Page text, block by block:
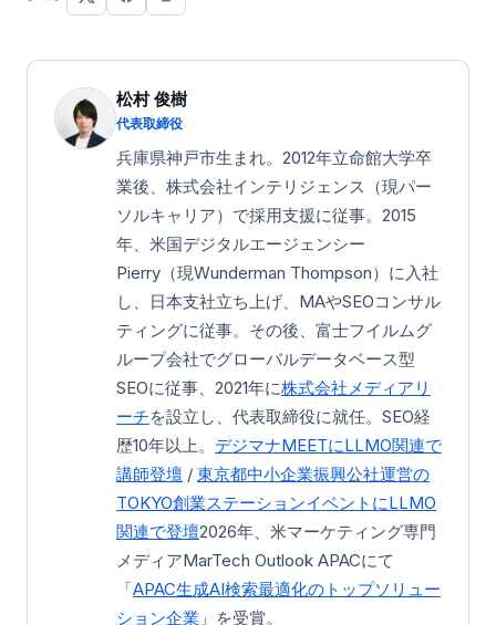
松村 俊樹
代表取締役
兵庫県神戸市生まれ。2012年立命館大学卒
業後、株式会社インテリジェンス（現パー
ソルキャリア）で採用支援に従事。2015
年、米国デジタルエージェンシー
Pierry（現Wunderman Thompson）に入社
し、日本支社立ち上げ、MAやSEOコンサル
ティングに従事。その後、富士フイルムグ
ループ会社でグローバルデータベース型
SEOに従事、2021年に株式会社メディアリ
ーチを設立し、代表取締役に就任。SEO経
歴10年以上。 デジマナMEETにLLMO関連で
講師登壇 / 東京都中小企業振興公社運営の
TOKYO創業ステーションイベントにLLMO
関連で登壇2026年、米マーケティング専門
メディアMarTech Outlook APACにて
「APAC生成AI検索最適化のトップソリュー
ション企業 」を受賞。